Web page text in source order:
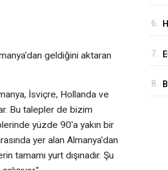
geldiğini aktaran
İsviçre, Hollanda ve
Bu talepler de bizim
yüzde 90'a yakın bir
yer alan Almanya'dan
tamamı yurt dışınadır. Şu
6.
7.
8.